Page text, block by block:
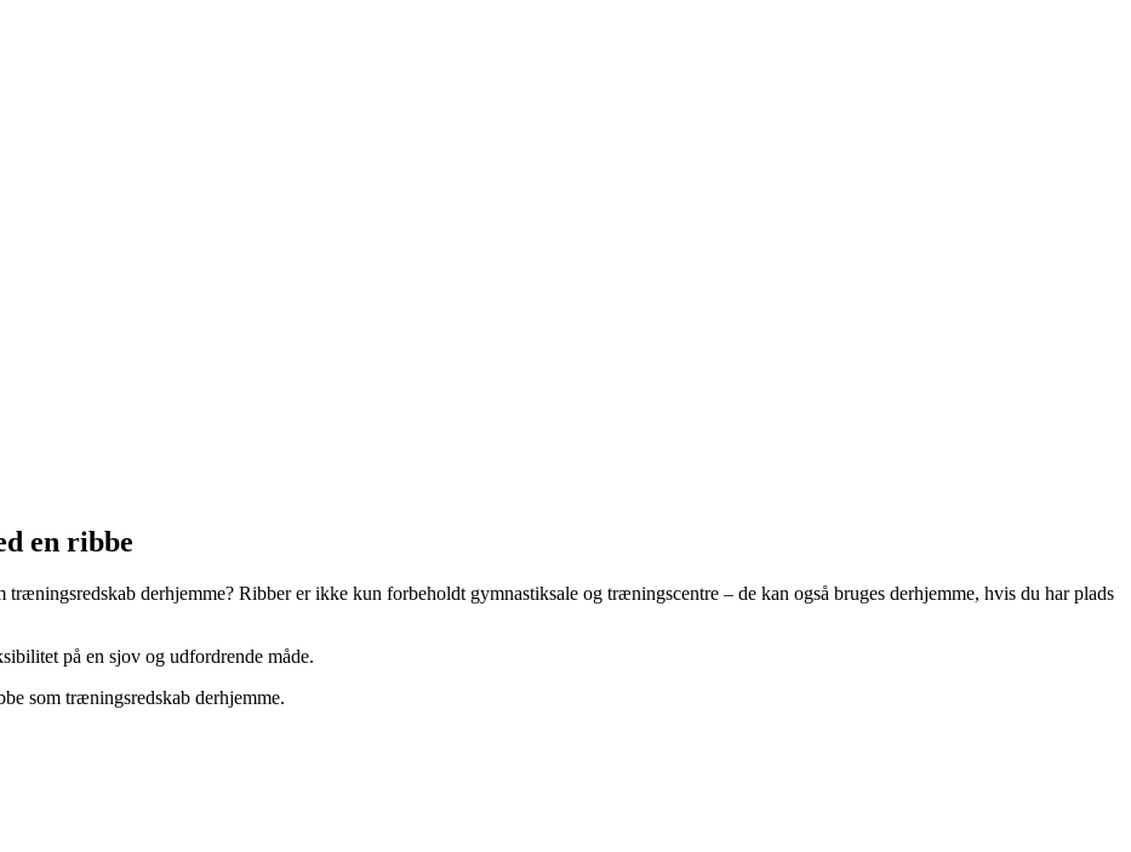
en ribbe
derhjemme? Ribber er ikke kun forbeholdt gymnastiksale og træningscentre – de kan også bruges derhjemme, hvis du har plads
på en sjov og udfordrende måde.
som træningsredskab derhjemme.